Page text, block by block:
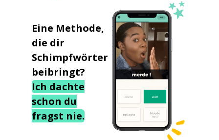
Eine Methode,
die dir
Schimpfwörter
beibringt?
Ich dachte
schon du
fragst nie.